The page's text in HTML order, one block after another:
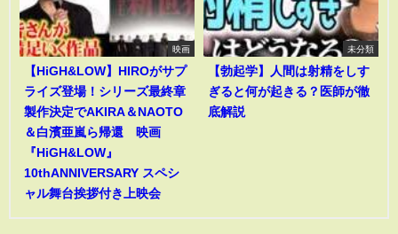
映画
【HiGH&LOW】HIROがサプ
ライズ登場！シリーズ最終章
製作決定でAKIRA＆NAOTO
＆白濱亜嵐ら帰還 映画
『HiGH&LOW』
10thANNIVERSARY スペシ
ャル舞台挨拶付き上映会
未分類
【勃起学】人間は射精をしす
ぎると何が起きる？医師が徹
底解説